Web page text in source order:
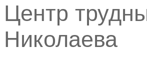
Центр
Николаева